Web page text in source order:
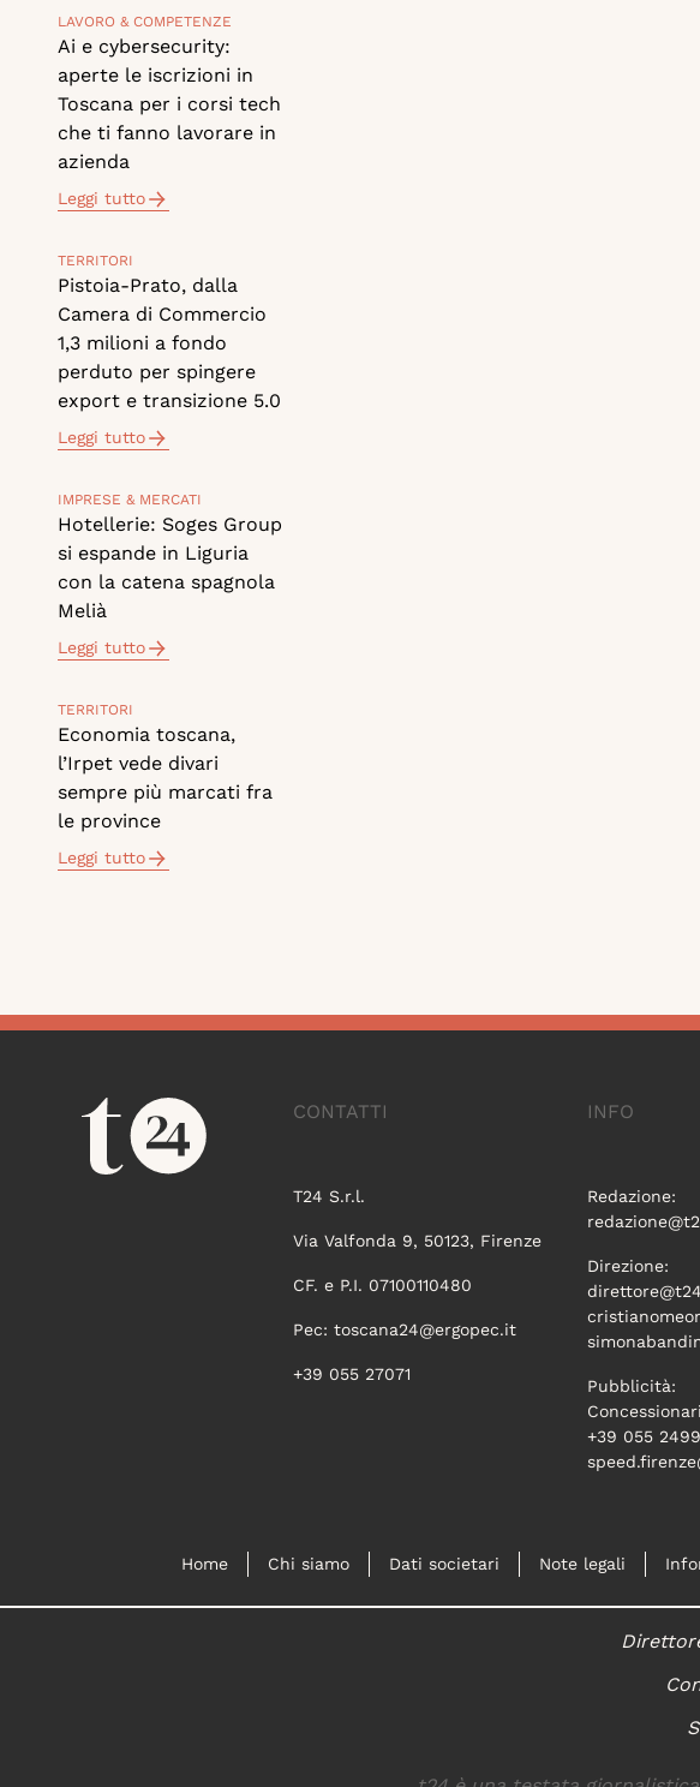
LAVORO & COMPETENZE
Ai e cybersecurity:
aperte le iscrizioni in
Toscana per i corsi tech
che ti fanno lavorare in
azienda
Leggi tutto
TERRITORI
Pistoia-Prato, dalla
Camera di Commercio
1,3 milioni a fondo
perduto per spingere
export e transizione 5.0
Leggi tutto
IMPRESE & MERCATI
Hotellerie: Soges Group
si espande in Liguria
con la catena spagnola
Melià
Leggi tutto
TERRITORI
Economia toscana,
l’Irpet vede divari
sempre più marcati fra
le province
Leggi tutto
CONTATTI
T24 S.r.l.
Via Valfonda 9, 50123, Firenze
CF. e P.I. 07100110480
Pec: toscana24@ergopec.it
+39 055 27071
INFO
Redazione:
Direzione:
Pubblicità:
+39 055
Home Chi siamo Dati societari Note legali